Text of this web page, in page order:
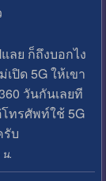
ลย ก็ถึงบอกไง
ปิด 5G ให้เขา
วันกันเลยที
ทรศัพท์ใช้ 5G
บ
.